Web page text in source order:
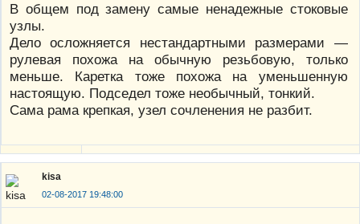
В общем под замену самые ненадежные стоковые
узлы.
Дело осложняется нестандартными размерами —
рулевая похожа на обычную резьбовую, только
меньше. Каретка тоже похожа на уменьшенную
настоящую. Подседел тоже необычный, тонкий.
Сама рама крепкая, узел сочленения не разбит.
kisa
02-08-2017 19:48:00